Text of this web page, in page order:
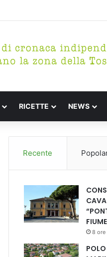
RICETTE NEWS
Recente
CAVA
8 ore